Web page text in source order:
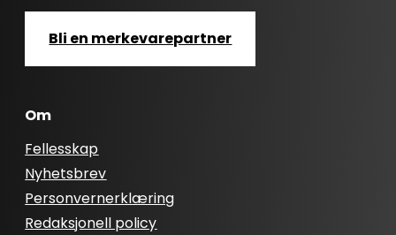
Bli en merkevarepartner
Om
Fellesskap
Nyhetsbrev
Personvernerklæring
Redaksjonell policy